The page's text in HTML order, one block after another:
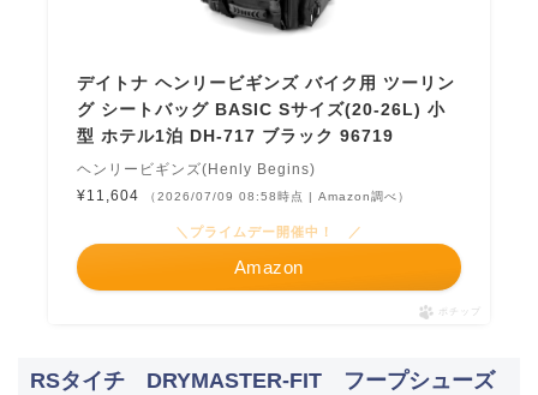
デイトナ ヘンリービギンズ バイク用 ツーリン
グ シートバッグ BASIC Sサイズ(20-26L) 小
型 ホテル1泊 DH-717 ブラック 96719
ヘンリービギンズ(Henly Begins)
¥11,604
（2026/07/09 08:58時点 | Amazon調べ）
＼プライムデー開催中！ ／
Amazon
ポチップ
RSタイチ DRYMASTER-FIT フープシューズ